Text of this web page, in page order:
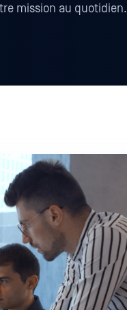
mission au quotidien.